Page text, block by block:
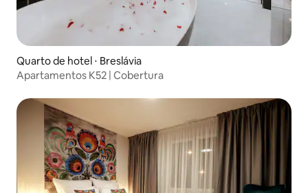
Quarto de hotel ⋅ Breslávia
Apartamentos K52 | Cobertura